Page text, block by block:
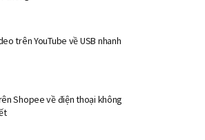
trên YouTube về USB nhanh
Shopee về điện thoại không